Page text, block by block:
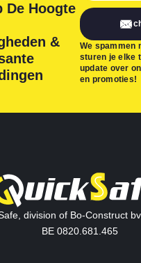
De Hoogte
&
We spammen
sturen je elke
update over
en promoties!
division of Bo-Construct
BE 0820.681.465